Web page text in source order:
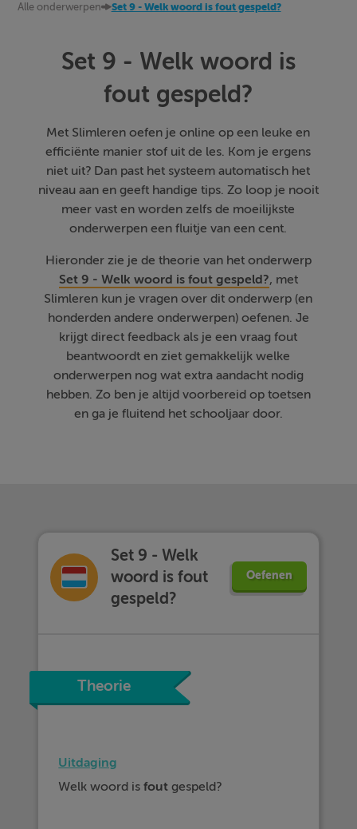
Alle onderwerpen Set 9 - Welk woord is fout gespeld?
Set 9 - Welk woord is
fout gespeld?
Met Slimleren oefen je online op een leuke en
efficiënte manier stof uit de les. Kom je ergens
niet uit? Dan past het systeem automatisch het
niveau aan en geeft handige tips. Zo loop je nooit
meer vast en worden zelfs de moeilijkste
onderwerpen een fluitje van een cent.
Hieronder zie je de theorie van het onderwerp
Set 9 - Welk woord is fout gespeld?, met
Slimleren kun je vragen over dit onderwerp (en
honderden andere onderwerpen) oefenen. Je
krijgt direct feedback als je een vraag fout
beantwoordt en ziet gemakkelijk welke
onderwerpen nog wat extra aandacht nodig
hebben. Zo ben je altijd voorbereid op toetsen
en ga je fluitend het schooljaar door.
Set 9 - Welk
woord is fout
gespeld?
Oefenen
Theorie
Uitdaging
Welk woord isfout gespeld?